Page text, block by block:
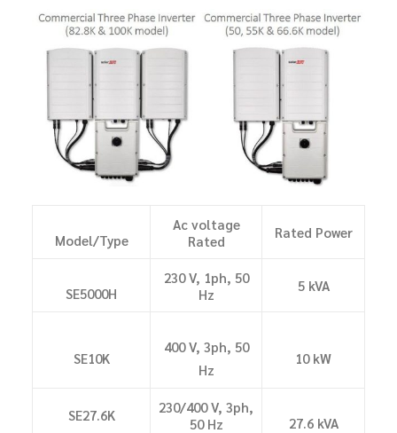
Model/Type
Ac voltage
Rated
Rated Power
SE5000H
230 V, 1ph, 50
Hz
5 kVA
SE10K
400 V, 3ph, 50
Hz
10 kW
SE27.6K
230/400 V, 3ph,
50 Hz
27.6 kVA